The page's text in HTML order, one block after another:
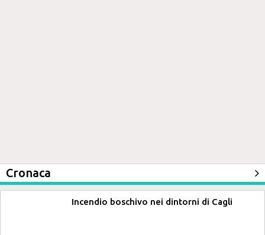
Cronaca
Incendio boschivo nei dintorni di Cagli